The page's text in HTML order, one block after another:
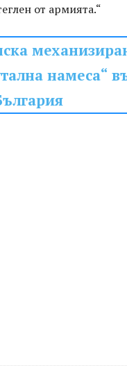
от армията.“
намеса“